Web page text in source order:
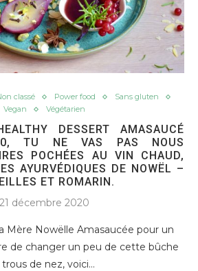
classé Power food
Sans gluten
Vegan
Végétarien
DESSERT AMASAUCÉ
TU NE VAS PAS NOUS
POCHÉES AU VIN CHAUD,
AYURVÉDIQUES DE NOWËL –
ET ROMARIN.
21 décembre 2020
Mère Nowëlle Amasaucée pour un
de changer un peu de cette bûche
de nez, voici…